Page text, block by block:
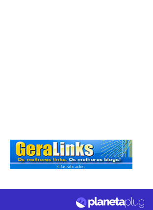
Classificados